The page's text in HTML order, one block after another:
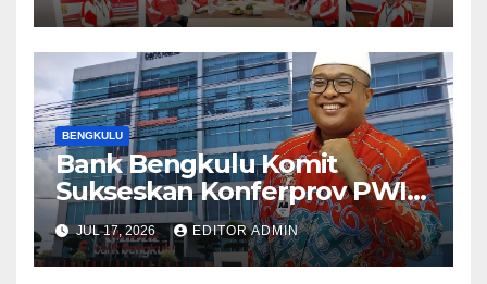
BENGKULU
Bank Bengkulu Komit
Sukseskan Konferprov PWI
Bengkulu 2026
JUL 17, 2026 EDITOR ADMIN